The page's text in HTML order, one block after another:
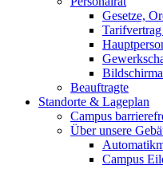
Gesetze,
Beauftragte
Standorte & Lageplan
Campus
Über unsere
Campus